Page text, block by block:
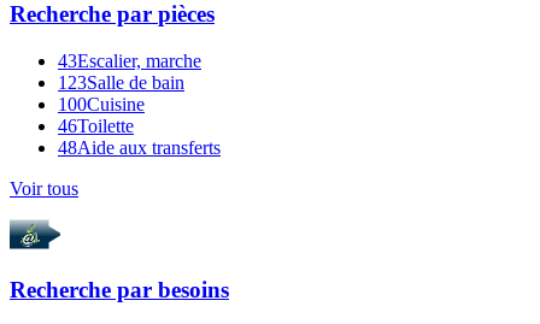
Recherche par pièces
43Escalier, marche
123Salle de bain
100Cuisine
46Toilette
48Aide aux transferts
Voir tous
Recherche par besoins